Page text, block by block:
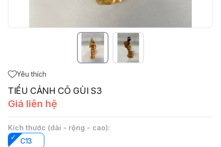
Yêu thích
TIỂU CẢNH CÔ GÙI S3
Giá liên hệ
Kích thước (dài - rộng - cao):
C13